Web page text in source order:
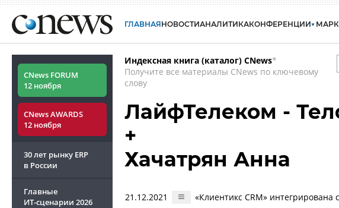
ГЛАВНАЯНОВОСТИАНАЛИТИКАКОНФЕРЕНЦИИ
CNews FORUM
12 ноября
CNews AWARDS
12 ноября
30 лет рынку ERP
в России
Главные
ИТ-сценарии 2026
Индексная книга (каталог) CNews*
Получите все материалы CNews по ключевому
слову
ЛайфТелеком -
+
Хачатрян Анна
21.12.2021 «Клиентикс CRM»